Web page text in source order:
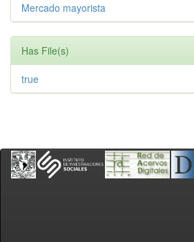
Mercado mayorista
Has File(s)
true